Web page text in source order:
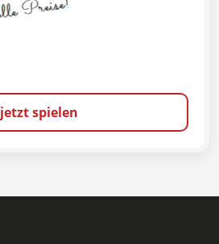
jetzt spielen